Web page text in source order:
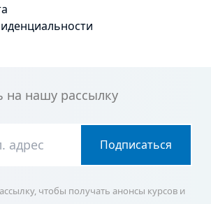
нашу рассылку
Подписаться
чтобы получать анонсы курсов и